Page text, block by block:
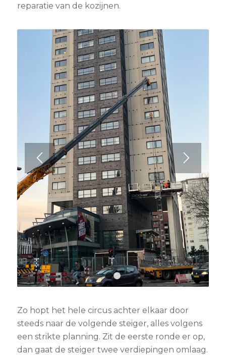
reparatie van de kozijnen.
1 2
Zo hopt het hele circus achter elkaar door
steeds naar de volgende steiger, alles volgens
een strikte planning. Zit de eerste ronde er op,
dan gaat de steiger twee verdiepingen omlaag.